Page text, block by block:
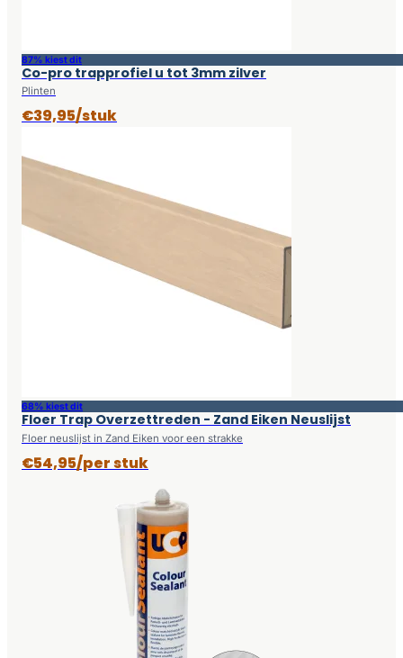
87% kiest dit
Co-pro trapprofiel u tot 3mm zilver
Plinten
€39,95/stuk
68% kiest dit
Floer Trap Overzettreden - Zand Eiken Neuslijst
Floer neuslijst in Zand Eiken voor een strakke
€54,95/per stuk